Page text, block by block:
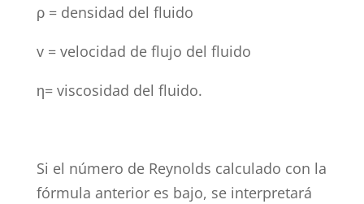
ρ = densidad del fluido
v = velocidad de flujo del fluido
η= viscosidad del fluido.
Si el número de Reynolds calculado con la
fórmula anterior es bajo, se interpretará